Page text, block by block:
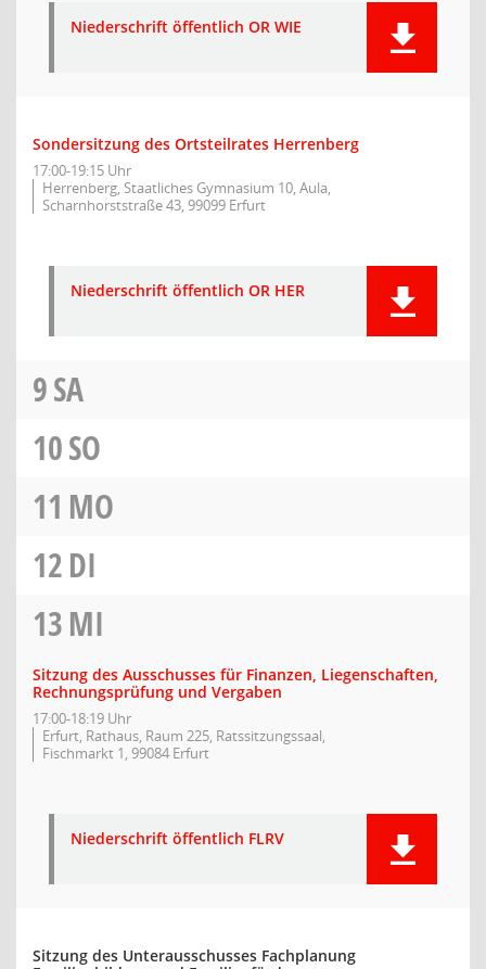
Niederschrift öffentlich OR WIE
Sondersitzung des Ortsteilrates Herrenberg
17:00-19:15 Uhr
Herrenberg, Staatliches Gymnasium 10, Aula,
Scharnhorststraße 43, 99099 Erfurt
Niederschrift öffentlich OR HER
9SA
10SO
11 MO
12DI
13MI
Sitzung des Ausschusses für Finanzen, Liegenschaften,
Rechnungsprüfung und Vergaben
17:00-18:19 Uhr
Erfurt, Rathaus, Raum 225, Ratssitzungssaal,
Fischmarkt 1, 99084 Erfurt
Niederschrift öffentlich FLRV
Sitzung des Unterausschusses Fachplanung